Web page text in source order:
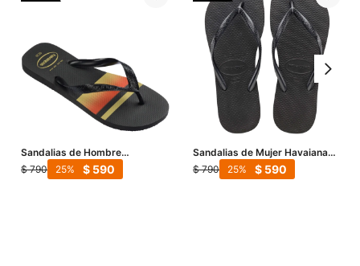
Sandalias de Hombre
Havaianas Top Basic - Negro -
Anaranjado
$ 790 $ 590
25
Sandalias de Mujer Havaianas
SLIM - Negro
$ 790 $ 590
25